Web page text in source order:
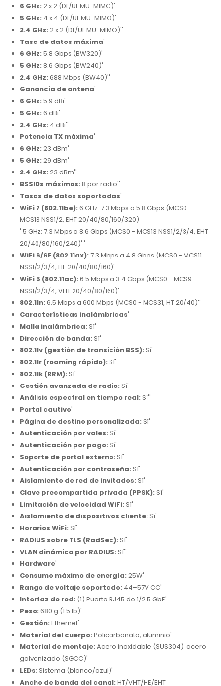
6 GHz: 2 x 2 (DL/UL MU-MIMO)'
5 GHz: 4 x 4 (DL/UL MU-MIMO)'
2.4 GHz: 2 x 2 (DL/UL MU-MIMO)''
Tasa de datos máxima'
6 GHz: 5.8 Gbps (BW320)'
5 GHz: 8.6 Gbps (BW240)'
2.4 GHz: 688 Mbps (BW40)''
Ganancia de antena'
6 GHz: 5.9 dBi'
5 GHz: 6 dBi'
2.4 GHz: 4 dBi''
Potencia TX máxima'
6 GHz: 23 dBm'
5 GHz: 29 dBm'
2.4 GHz: 23 dBm''
BSSIDs máximos: 8 por radio''
Tasas de datos soportadas'
WiFi 7 (802.11be): 6 GHz: 7.3 Mbps a 5.8 Gbps (MCS0 -
MCS13 NSS1/2, EHT 20/40/80/160/320)
' 5 GHz: 7.3 Mbps a 8.6 Gbps (MCS0 - MCS13 NSS1/2/3/4, EHT
20/40/80/160/240)' '
WiFi 6/6E (802.11ax): 7.3 Mbps a 4.8 Gbps (MCS0 - MCS11
NSS1/2/3/4, HE 20/40/80/160)'
WiFi 5 (802.11ac): 6.5 Mbps a 3.4 Gbps (MCS0 - MCS9
NSS1/2/3/4, VHT 20/40/80/160)'
802.11n: 6.5 Mbps a 600 Mbps (MCS0 - MCS31, HT 20/40)''
Características inalámbricas'
Malla inalámbrica: Sí'
Dirección de banda: Sí'
802.11v (gestión de transición BSS): Sí'
802.11r (roaming rápido): Sí'
802.11k (RRM): Sí'
Gestión avanzada de radio: Sí'
Análisis espectral en tiempo real: Sí''
Portal cautivo'
Página de destino personalizada: Sí'
Autenticación por vales: Sí'
Autenticación por pago: Sí'
Soporte de portal externo: Sí'
Autenticación por contraseña: Sí'
Aislamiento de red de invitados: Sí'
Clave precompartida privada (PPSK): Sí'
Limitación de velocidad WiFi: Sí'
Aislamiento de dispositivos cliente: Sí'
Horarios WiFi: Sí'
RADIUS sobre TLS (RadSec): Sí'
VLAN dinámica por RADIUS: Sí''
Hardware'
Consumo máximo de energía: 25W'
Rango de voltaje soportado: 44–57V CC'
Interfaz de red: (1) Puerto RJ45 de 1/2.5 GbE'
Peso: 680 g (1.5 lb)'
Gestión: Ethernet'
Material del cuerpo: Policarbonato, aluminio'
Material de montaje: Acero inoxidable (SUS304), acero
galvanizado (SGCC)'
LEDs: Sistema (blanco/azul)'
Ancho de banda del canal: HT/VHT/HE/EHT